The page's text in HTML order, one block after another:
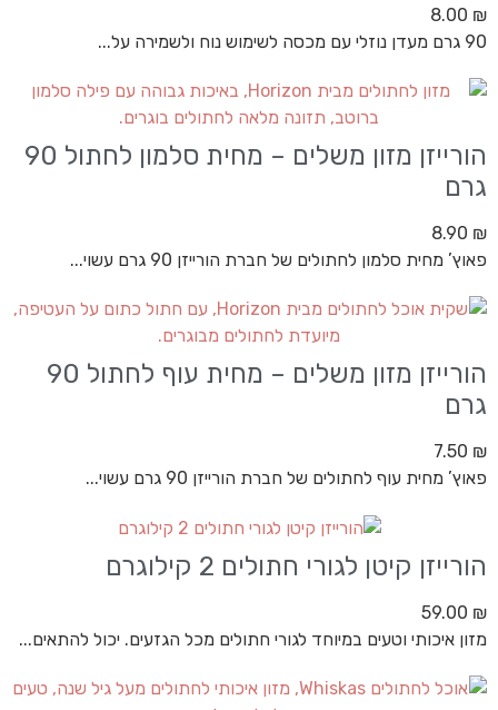
8.00 ₪
90 גרם מעדן נוזלי עם מכסה לשימוש נוח ולשמירה על...
הורייזן מזון משלים – מחית סלמון לחתול 90
גרם
8.90 ₪
פאוץ’ מחית סלמון לחתולים של חברת הורייזן 90 גרם עשוי...
הורייזן מזון משלים – מחית עוף לחתול 90
גרם
7.50 ₪
פאוץ’ מחית עוף לחתולים של חברת הורייזן 90 גרם עשוי...
הורייזן קיטן לגורי חתולים 2 קילוגרם
59.00 ₪
מזון איכותי וטעים במיוחד לגורי חתולים מכל הגזעים. יכול להתאים...